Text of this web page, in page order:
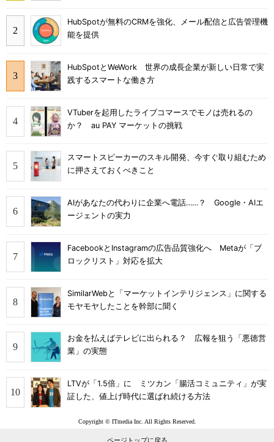
HubSpotが無料のCRMを強化、メール配信と広告管理機
能を提供
HubSpotとWeWork 世界の成長企業が新しい日常で実
践するスマートな働き方
VTuberを起用したライブコマースでモノは売れるの
か？ au PAY マーケットの挑戦
スマートスピーカーのスキル開発、今すぐ取り組むため
に押さえておくべきこと
AIがあなたの代わりに企業へ電話……？ Google・AIエ
ージェントの実力
FacebookとInstagramの広告品質強化へ Metaが「ブ
ロックリスト」対応を拡大
SimilarWebと「マーケットインテリジェンス」に関する
モヤモヤしたことを幹部に聞く
お金を払えばテレビに出られる？ 広報を狙う「悪徳営
業」の実態
LTVが「1.5倍」に ミツカン「腸活コミュニティ」が実
証した、値上げ時代に選ばれ続ける方法
Copyright © ITmedia Inc. All Rights Reserved.
ページトップに戻る